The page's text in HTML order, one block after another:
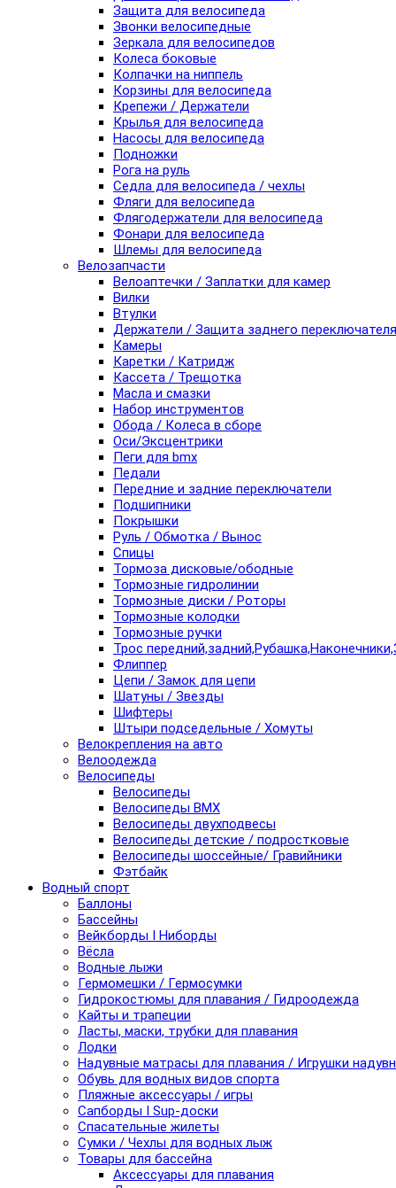
Защита для велосипеда
Звонки велосипедные
Зеркала для велосипедов
Колеса боковые
Колпачки на ниппель
Корзины для велосипеда
Крепежи / Держатели
Крылья для велосипеда
Насосы для велосипеда
Подножки
Рога на руль
Седла для велосипеда / чехлы
Фляги для велосипеда
Флягодержатели для велосипеда
Фонари для велосипеда
Шлемы для велосипеда
Велозапчасти
Велоаптечки / Заплатки для камер
Вилки
Втулки
Держатели / Защита заднего переключателя
Камеры
Каретки / Катридж
Кассета / Трещотка
Масла и смазки
Набор инструментов
Обода / Колеса в сборе
Оси/Эксцентрики
Пеги для bmx
Педали
Передние и задние переключатели
Подшипники
Покрышки
Руль / Обмотка / Вынос
Спицы
Тормоза дисковые/ободные
Тормозные гидролинии
Тормозные диски / Роторы
Тормозные колодки
Тормозные ручки
Трос
Флиппер
Цепи / Замок для цепи
Шатуны / Звезды
Шифтеры
Штыри подседельные / Хомуты
Велокрепления на авто
Велоодежда
Велосипеды
Велосипеды
Велосипеды BMX
Велосипеды двухподвесы
Велосипеды детские / подростковые
Велосипеды шоссейные/ Гравийники
Фэтбайк
Водный спорт
Баллоны
Бассейны
Вейкборды I Ниборды
Вёсла
Водные лыжи
Гермомешки / Гермосумки
Гидрокостюмы для плавания / Гидроодежда
Кайты и трапеции
Ласты, маски, трубки для плавания
Лодки
Надувные матрасы для плавания / Игрушки
Обувь для водных видов спорта
Пляжные аксессуары / игры
Сапборды I Sup-доски
Спасательные жилеты
Сумки / Чехлы для водных лыж
Товары для бассейна
Аксессуары для плавания